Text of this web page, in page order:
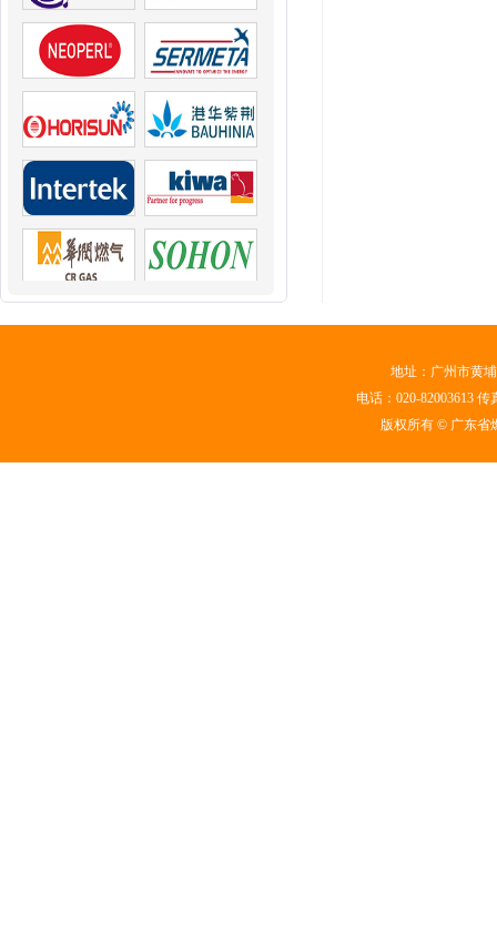
地址：广州市黄
电话：020-82003613 传
版权所有 © 广东省